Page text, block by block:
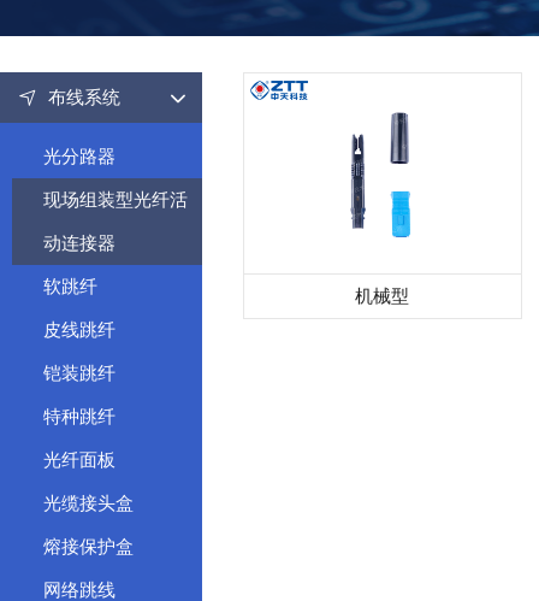
布线系统
光分路器
现场组装型光纤活
动连接器
软跳纤
皮线跳纤
铠装跳纤
特种跳纤
光纤面板
光缆接头盒
熔接保护盒
网络跳线
机械型